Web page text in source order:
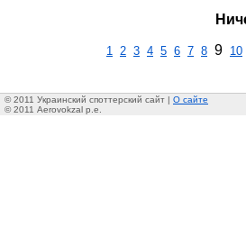
1 2 3 4 5 6 7 8 9 10
© 2011 Украинский споттерский сайт | О сайте
© 2011 Aerovokzal p.e.